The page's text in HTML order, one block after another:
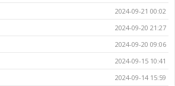
2024-09-21 00:02
2024-09-20 21:27
2024-09-20 09:06
2024-09-15 10:41
2024-09-14 15:59